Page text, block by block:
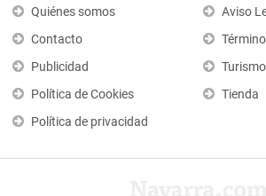
Quiénes somos
Contacto
Publicidad
Política de Cookies
Política de privacidad
Aviso
Turismo
Tienda